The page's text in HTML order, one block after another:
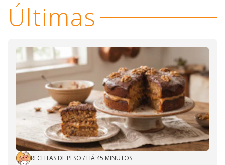
Últimas
RECEITAS DE PESO / HÁ 45 MINUTOS